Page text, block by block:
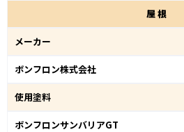
屋根
メーカー
ボンフロン株式会社
使用塗料
ボンフロンサンバリアGT